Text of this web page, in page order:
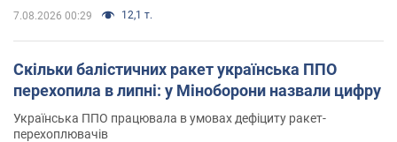
7.08.2026 00:29 12,1 т.
Скільки балістичних ракет українська ППО
перехопила в липні: у Міноборони назвали цифру
Українська ППО працювала в умовах дефіциту ракет-
перехоплювачів